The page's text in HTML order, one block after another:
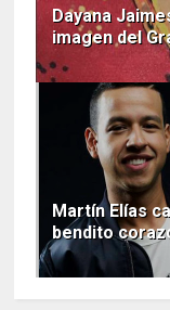
Dayana
imagen del
Martín Elías
bendito